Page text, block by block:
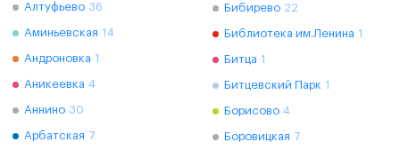
Алтуфьево 36
Аминьевская 14
Андроновка 1
Аникеевка 4
Аннино 30
Арбатская 7
Бибирево 22
Библиотека им.Ленина 1
Битца 1
Битцевский Парк 1
Борисово 4
Боровицкая 7